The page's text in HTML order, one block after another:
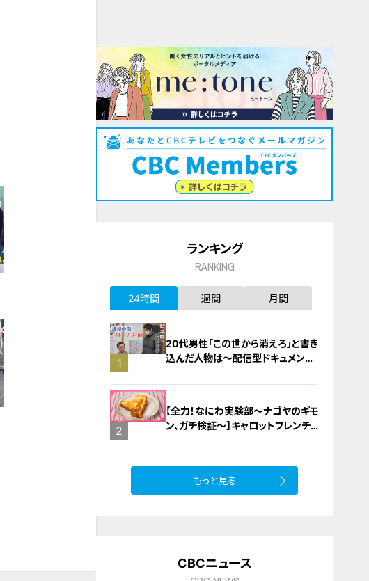
ランキング
RANKING
24時間 週間 月間
1
20代男性「この世から消えろ」と書き
込んだ人物は～配信型ドキュメンタ
０話
2
【全力！なにわ実験部～ナゴヤのギモ
ン、ガチ検証～】キャロットフレンチ
もっと見る
CBCニュース